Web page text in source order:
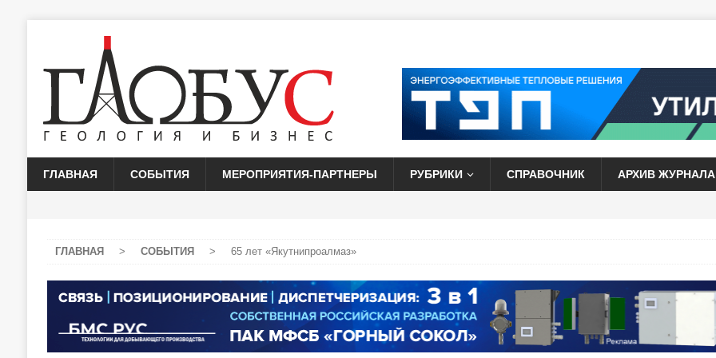
ГЛАВНАЯ СОБЫТИЯ МЕРОПРИЯТИЯ-ПАРТНЕРЫ РУБРИКИ СПРАВОЧНИК АРХИВ ЖУРНАЛА
ГЛАВНАЯ > СОБЫТИЯ > 65 лет «Якутнипроалмаз»